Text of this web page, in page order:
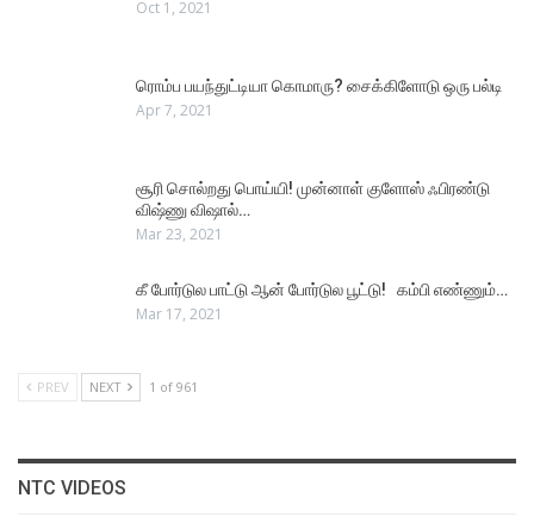
Oct 1, 2021
ரொம்ப பயந்துட்டியா கொமாரு? சைக்கிளோடு ஒரு பல்டி
Apr 7, 2021
சூரி சொல்றது பொய்யி! முன்னாள் குளோஸ் ஃபிரண்டு
விஷ்ணு விஷால்…
Mar 23, 2021
கீ போர்டுல பாட்டு ஆன் போர்டுல பூட்டு! கம்பி எண்ணும்…
Mar 17, 2021
PREV NEXT 1 of 961
NTC VIDEOS